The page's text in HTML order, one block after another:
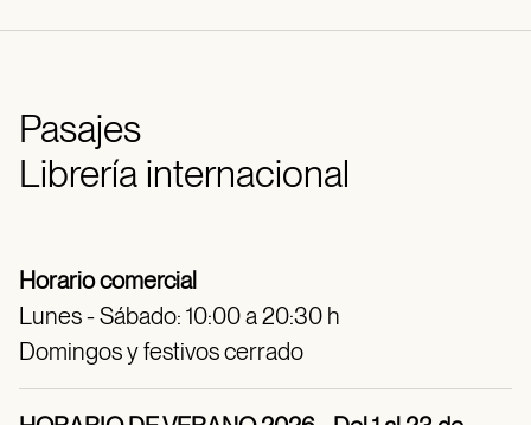
Pasajes
Librería internacional
Horario comercial
Lunes - Sábado: 10:00 a 20:30 h
Domingos y festivos cerrado